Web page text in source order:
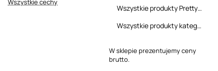
Wszystkie cechy
Wszystkie produkty Pretty Love
Wszystkie produkty kategorii
W sklepie prezentujemy ceny
brutto.